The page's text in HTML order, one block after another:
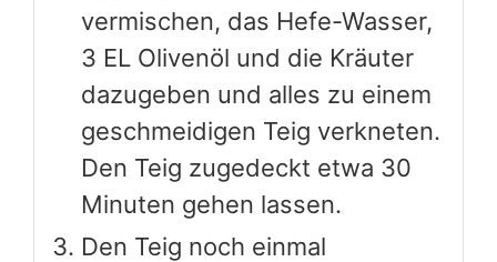
vermischen, das Hefe-Wasser,
3 EL Olivenöl und die Kräuter
dazugeben und alles zu einem
geschmeidigen Teig verkneten.
Den Teig zugedeckt etwa 30
Minuten gehen lassen.
Den Teig noch einmal